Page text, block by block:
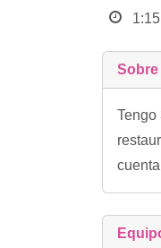
1:15
Sobre
Tengo